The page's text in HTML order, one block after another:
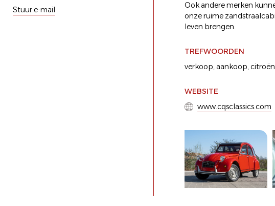
Stuur e-mail
Ook andere merken
onze ruime
leven brengen.
TREFWOORDEN
verkoop,aankoop, citroën
WEBSITE
www.cqsclassics.com